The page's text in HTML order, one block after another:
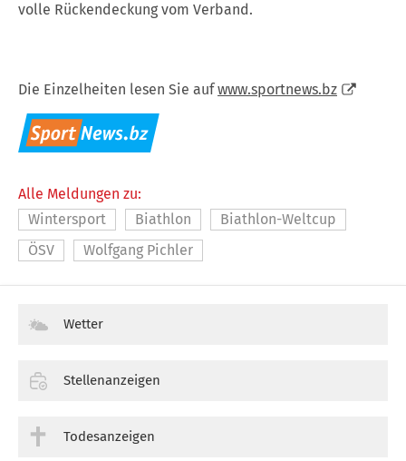
volle Rückendeckung vom Verband.
Die Einzelheiten lesen Sie aufwww.sportnews.bz
Alle Meldungen zu:
Wintersport
Biathlon
Biathlon-Weltcup
ÖSV
Wolfgang Pichler
Wetter
Stellenanzeigen
Todesanzeigen